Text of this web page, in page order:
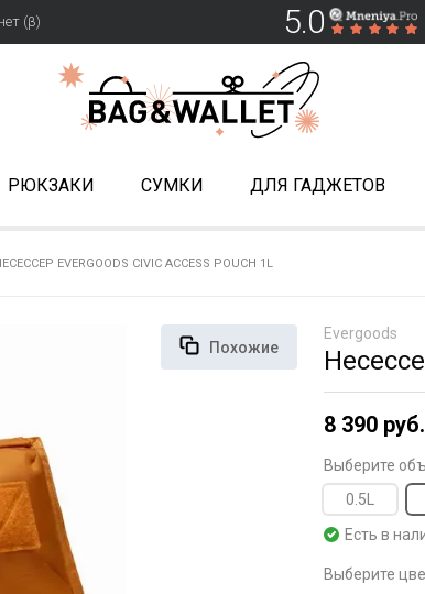
(β) 5.0
РЮКЗАКИ СУМКИ ДЛЯ ГАДЖЕТОВ
EVERGOODS CIVIC ACCESS POUCH 1L
Похожие
Evergoods
8 390 руб.
Выберите
0.5L
Есть в
Выберите